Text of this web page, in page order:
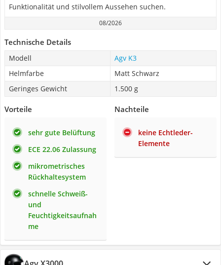
Funktionalität und stilvollem Aussehen suchen.
08/2026
Technische Details
Modell
Agv K3
Helmfarbe
Matt Schwarz
Geringes Gewicht
1.500 g
Vorteile
sehr gute Belüftung
ECE 22.06 Zulassung
mikrometrisches
Rückhaltesystem
schnelle Schweiß-
und
Feuchtigkeitsaufnah
me
Nachteile
keine Echtleder-
Elemente